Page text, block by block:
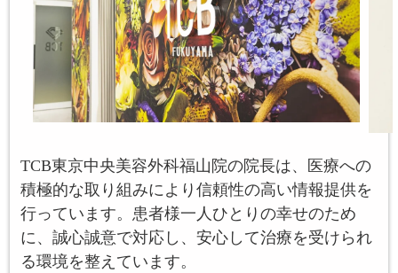
TCB東京中央美容外科福山院の院長は、医療への
積極的な取り組みにより信頼性の高い情報提供を
行っています。患者様一人ひとりの幸せのため
に、誠心誠意で対応し、安心して治療を受けられ
る環境を整えています。